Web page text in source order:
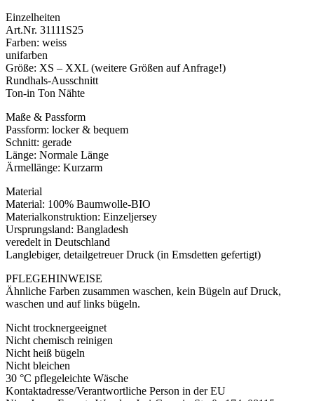
Einzelheiten
Art.Nr. 31111S25
Farben: weiss
unifarben
Größe: XS – XXL (weitere Größen auf Anfrage!)
Rundhals-Ausschnitt
Ton-in Ton Nähte
Maße & Passform
Passform: locker & bequem
Schnitt: gerade
Länge: Normale Länge
Ärmellänge: Kurzarm
Material
Material: 100% Baumwolle-BIO
Materialkonstruktion: Einzeljersey
Ursprungsland: Bangladesh
veredelt in Deutschland
Langlebiger, detailgetreuer Druck (in Emsdetten gefertigt)
PFLEGEHINWEISE
Ähnliche Farben zusammen waschen, kein Bügeln auf Druck,
waschen und auf links bügeln.
Nicht trocknergeeignet
Nicht chemisch reinigen
Nicht heiß bügeln
Nicht bleichen
30 °C pflegeleichte Wäsche
Kontaktadresse/Verantwortliche Person in der EU